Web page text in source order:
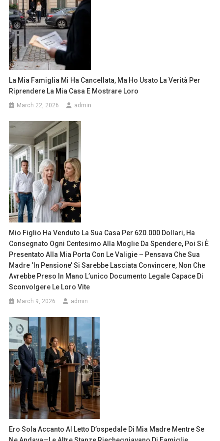
La Mia Famiglia Mi Ha Cancellata, Ma Ho Usato La Verità Per
Riprendere La Mia Casa E Mostrare Loro
March 22, 2026 admin
Mio Figlio Ha Venduto La Sua Casa Per 620.000 Dollari, Ha
Consegnato Ogni Centesimo Alla Moglie Da Spendere, Poi Si È
Presentato Alla Mia Porta Con Le Valigie – Pensava Che Sua
Madre ‘in Pensione’ Si Sarebbe Lasciata Convincere, Non Che
Avrebbe Preso In Mano L’unico Documento Legale Capace Di
Sconvolgere Le Loro Vite
March 9, 2026 admin
Ero Sola Accanto Al Letto D’ospedale Di Mia Madre Mentre Se